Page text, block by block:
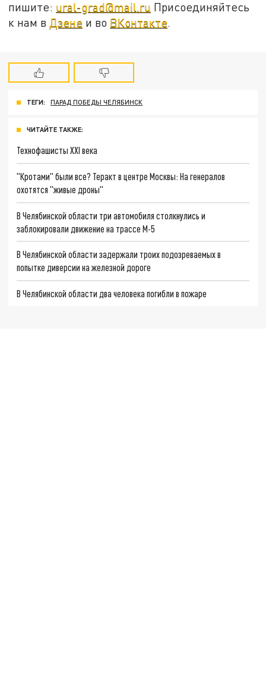
пишите: ural-grad@mail.ru Присоединяйтесь
к нам в Дзене и во ВКонтакте.
ТЕГИ: ПАРАД ПОБЕДЫ ЧЕЛЯБИНСК
ЧИТАЙТЕ ТАКЖЕ:
Технофашисты XXI века
"Кротами" были все? Теракт в центре Москвы: На генералов
охотятся "живые дроны"
В Челябинской области три автомобиля столкнулись и
заблокировали движение на трассе М-5
В Челябинской области задержали троих подозреваемых в
попытке диверсии на железной дороге
В Челябинской области два человека погибли в пожаре